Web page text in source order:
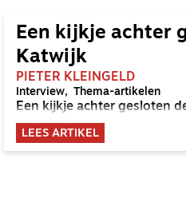
Een kijkje achter
Katwijk
PIETER KLEINGELD
Interview Thema-artikelen
Een kijkje achter gesloten
LEES ARTIKEL